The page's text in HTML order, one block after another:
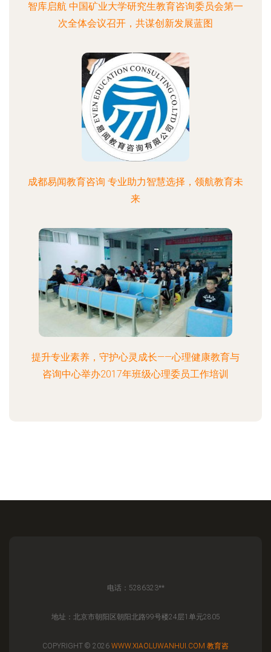
智库启航 中国矿业大学研究生教育咨询委员会第一
次全体会议召开，共谋创新发展蓝图
成都易闻教育咨询 专业助力智慧选择，领航教育未
来
提升专业素养，守护心灵成长——心理健康教育与
咨询中心举办2017年班级心理委员工作培训
电话：5286323**
地址：北京市朝阳区朝阳北路99号楼24层1单元2805
COPYRIGHT © 2026 WWW.XIAOLUWANHUI.COM 教育咨